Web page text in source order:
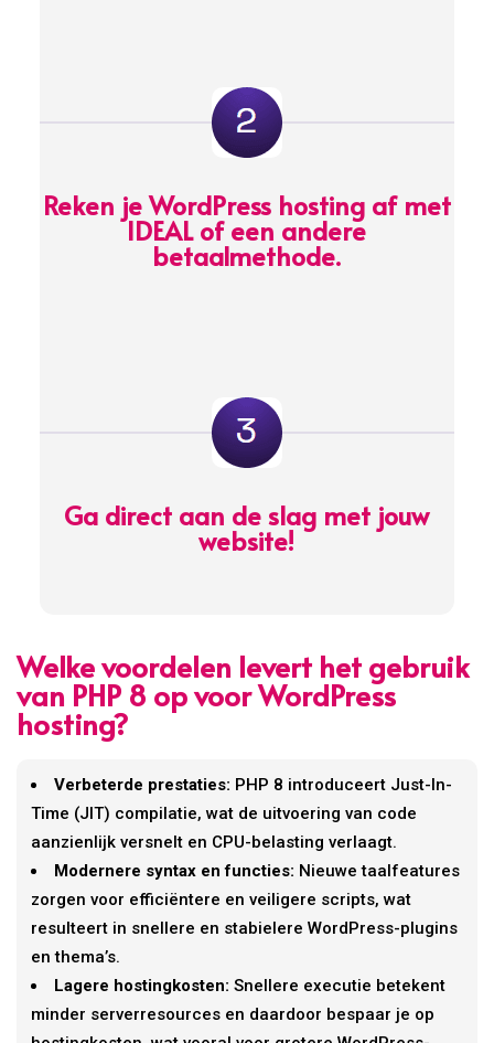
Reken je WordPress hosting af met
IDEAL of een andere
betaalmethode.
Ga direct aan de slag met jouw
website!
Welke voordelen levert het gebruik
van PHP 8 op voor WordPress
hosting?
Verbeterde prestaties: PHP 8 introduceert Just-In-
Time (JIT) compilatie, wat de uitvoering van code
aanzienlijk versnelt en CPU-belasting verlaagt.
Modernere syntax en functies: Nieuwe taalfeatures
zorgen voor efficiëntere en veiligere scripts, wat
resulteert in snellere en stabielere WordPress-plugins
en thema’s.
Lagere hostingkosten: Snellere executie betekent
minder serverresources en daardoor bespaar je op